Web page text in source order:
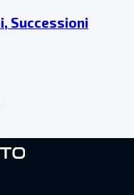
Successioni